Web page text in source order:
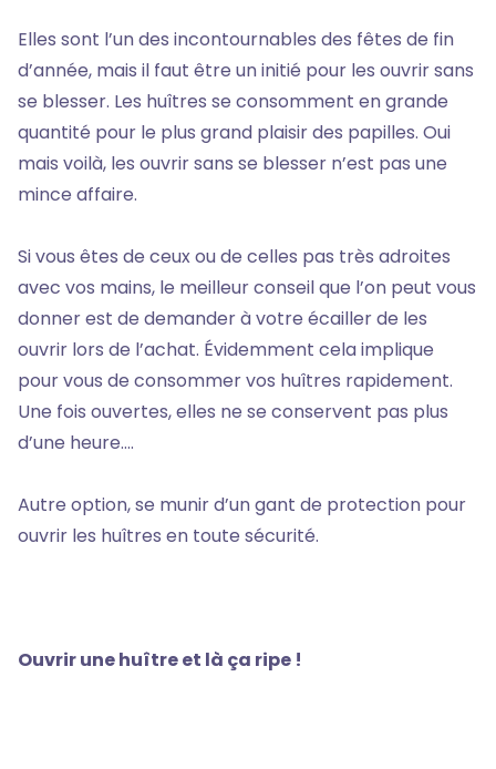
Elles sont l’un des incontournables des fêtes de fin
d’année, mais il faut être un initié pour les ouvrir sans
se blesser. Les huîtres se consomment en grande
quantité pour le plus grand plaisir des papilles. Oui
mais voilà, les ouvrir sans se blesser n’est pas une
mince affaire.
Si vous êtes de ceux ou de celles pas très adroites
avec vos mains, le meilleur conseil que l’on peut vous
donner est de demander à votre écailler de les
ouvrir lors de l’achat. Évidemment cela implique
pour vous de consommer vos huîtres rapidement.
Une fois ouvertes, elles ne se conservent pas plus
d’une heure....
Autre option, se munir d’un gant de protection pour
ouvrir les huîtres en toute sécurité.
Ouvrir une huître et là ça ripe !